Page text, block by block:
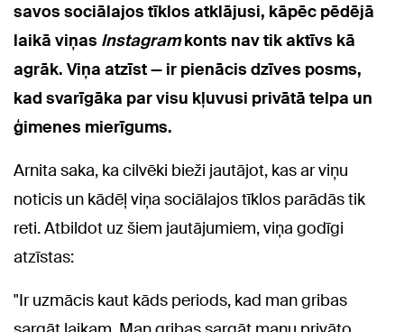
savos sociālajos tīklos atklājusi, kāpēc pēdējā
laikā viņas Instagramkonts nav tik aktīvs kā
agrāk. Viņa atzīst — ir pienācis dzīves posms,
kad svarīgāka par visu kļuvusi privātā telpa un
ģimenes mierīgums.
Arnita saka, ka cilvēki bieži jautājot, kas ar viņu
noticis un kādēļ viņa sociālajos tīklos parādās tik
reti. Atbildot uz šiem jautājumiem, viņa godīgi
atzīstas:
"Ir uzmācis kaut kāds periods, kad man gribas